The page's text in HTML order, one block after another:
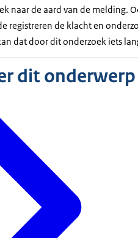
naar de aard van de melding.
registreren de klacht en
dat door dit onderzoek iets
dit onderwerp